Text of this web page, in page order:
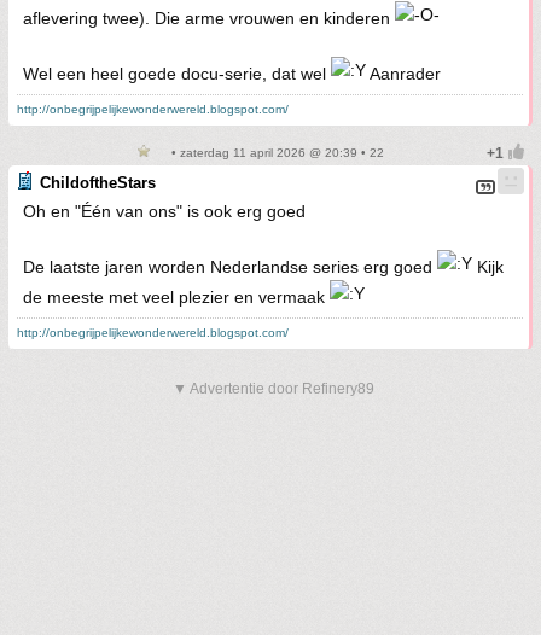
aflevering twee). Die arme vrouwen en kinderen
Wel een heel goede docu-serie, dat wel Aanrader
http://onbegrijpelijkewonderwereld.blogspot.com/
• zaterdag 11 april 2026 @ 20:39 • 22
ChildoftheStars
Oh en "Één van ons" is ook erg goed
De laatste jaren worden Nederlandse series erg goed
Kijk
de meeste met veel plezier en vermaak
http://onbegrijpelijkewonderwereld.blogspot.com/
▼ Advertentie door Refinery89